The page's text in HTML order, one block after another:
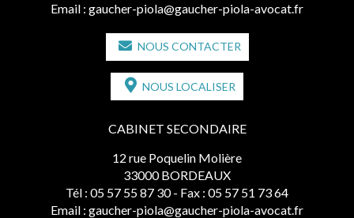
Email : gaucher-piola@gaucher-piola-avocat.fr
NOUS CONTACTER
NOUS LOCALISER
CABINET SECONDAIRE
12 rue Poquelin Molière
33000 BORDEAUX
Tél : 05 57 55 87 30 - Fax : 05 57 51 73 64
Email : gaucher-piola@gaucher-piola-avocat.fr